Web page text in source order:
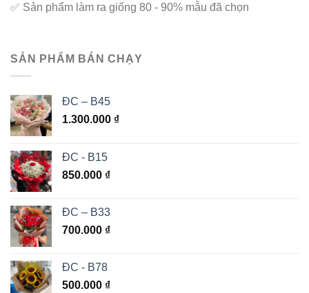
✅ Sản phẩm làm ra giống 80 - 90% mẫu đã chọn
SẢN PHẨM BÁN CHẠY
ĐC – B45
1.300.000 ₫
ĐC - B15
850.000 ₫
ĐC – B33
700.000 ₫
ĐC - B78
500.000 ₫